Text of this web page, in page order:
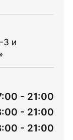
3 и
- 21:00
- 21:00
- 21:00